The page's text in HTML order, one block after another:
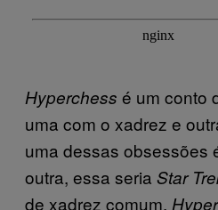
Hyperchess é um conto
uma com o xadrez e
uma dessas obsessões
outra, essa seria Star
de xadrez comum,